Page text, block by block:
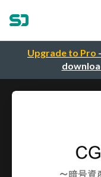
Upgrade to Pro